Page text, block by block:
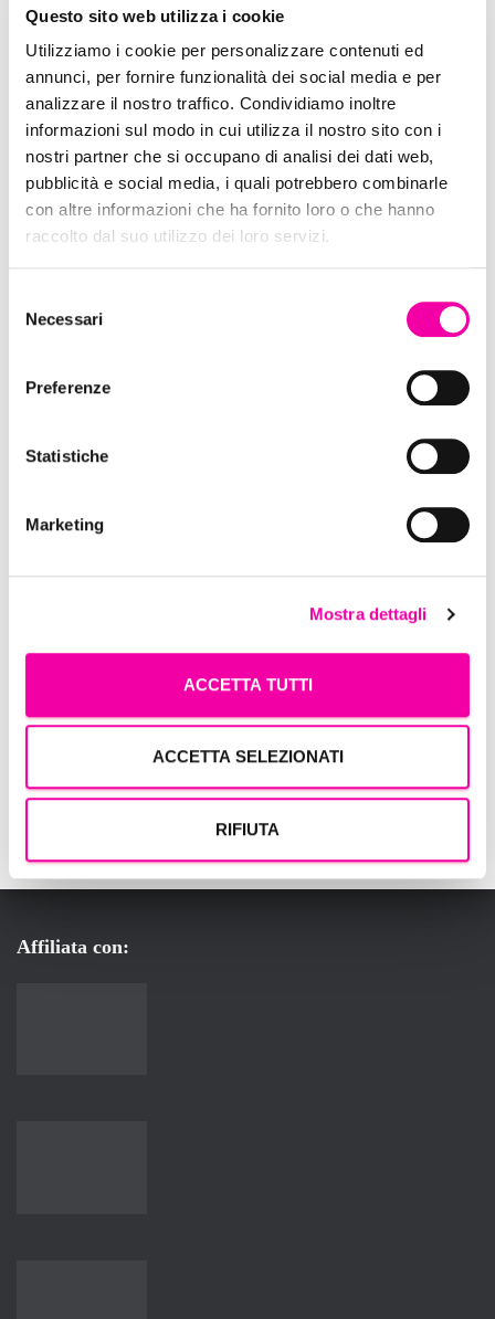
Questo sito web utilizza i cookie
Utilizziamo i cookie per personalizzare contenuti ed
annunci, per fornire funzionalità dei social media e per
analizzare il nostro traffico. Condividiamo inoltre
informazioni sul modo in cui utilizza il nostro sito con i
nostri partner che si occupano di analisi dei dati web,
pubblicità e social media, i quali potrebbero combinarle
con altre informazioni che ha fornito loro o che hanno
raccolto dal suo utilizzo dei loro servizi.
delNecessari
Preferenze
Statistiche
Marketing
Mostra dettagli
ACCETTA TUTTI
ACCETTA SELEZIONATI
RIFIUTA
Edreams
Affiliata con: